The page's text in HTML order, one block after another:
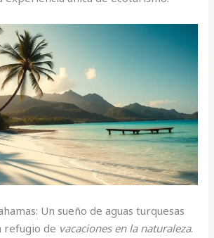
Un sueño de aguas turquesas
refugio de vacaciones en la naturaleza.